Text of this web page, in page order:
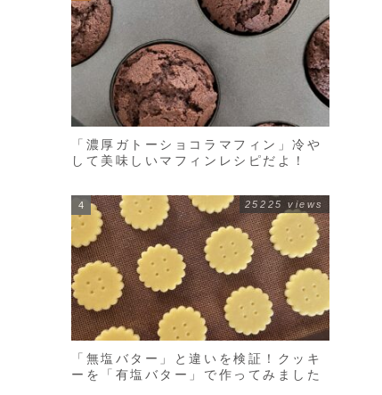
「濃厚ガトーショコラマフィン」冷や
して美味しいマフィンレシピだよ！
「無塩バター」と違いを検証！クッキ
ーを「有塩バター」で作ってみました
25225 views